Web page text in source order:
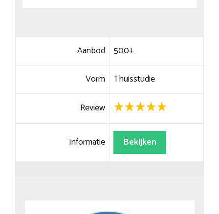
Aanbod 500+
Vorm Thuisstudie
Review
Informatie Bekijken